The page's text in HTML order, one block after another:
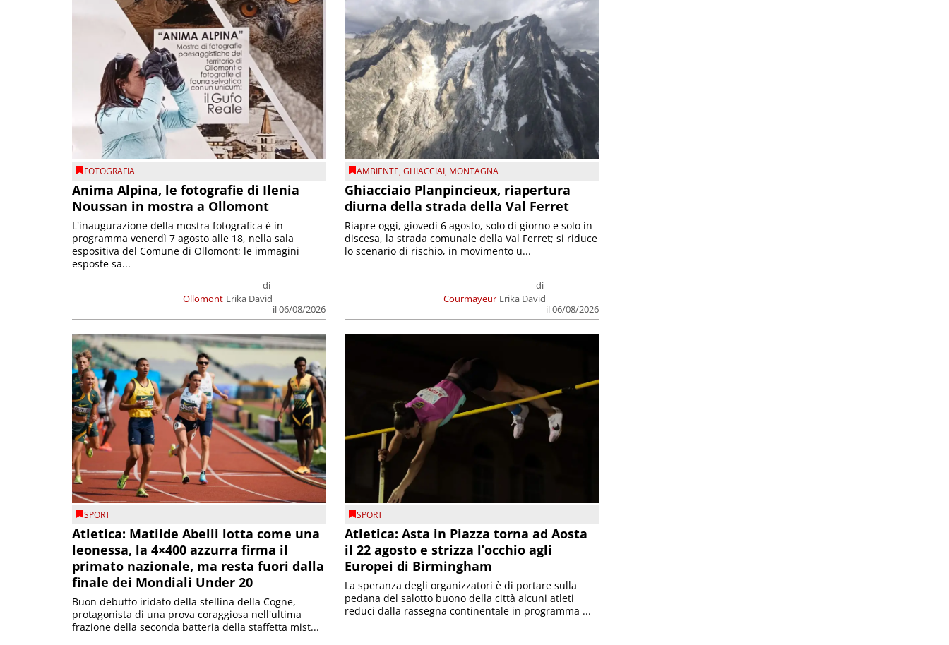
FOTOGRAFIA
Anima Alpina, le fotografie di Ilenia
Noussan in mostra a Ollomont
Ollomont
di
Erika David
il 06/08/2026
L'inaugurazione della mostra fotografica è in
programma venerdì 7 agosto alle 18, nella sala
espositiva del Comune di Ollomont; le immagini
esposte sa...
AMBIENTE,GHIACCIAI, MONTAGNA
Ghiacciaio Planpincieux, riapertura
diurna della strada della Val Ferret
Courmayeur
di
Erika David
il 06/08/2026
Riapre oggi, giovedì 6 agosto, solo di giorno e solo in
discesa, la strada comunale della Val Ferret; si riduce
lo scenario di rischio, in movimento u...
SPORT
Atletica: Matilde Abelli lotta come una
leonessa, la 4×400 azzurra firma il
primato nazionale, ma resta fuori dalla
finale dei Mondiali Under 20
Buon debutto iridato della stellina della Cogne,
protagonista di una prova coraggiosa nell'ultima
frazione della seconda batteria della staffetta mist...
SPORT
Atletica: Asta in Piazza torna ad Aosta
il 22 agosto e strizza l’occhio agli
Europei di Birmingham
La speranza degli organizzatori è di portare sulla
pedana del salotto buono della città alcuni atleti
reduci dalla rassegna continentale in programma ...